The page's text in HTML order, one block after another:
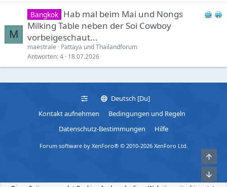
M
Bangkok Hab mal beim Mai und Nongs
Milking Table neben der Soi Cowboy
vorbeigeschaut...
maestrale
Pattaya und Thailandforum
Antworten 4 18.07.2026
Deutsch [Du]
Kontakt aufnehmen
Bedingungen und Regeln
Datenschutz-Bestimmungen
Hilfe
Forum software by XenForo® © 2010-2026 XenForo Ltd.